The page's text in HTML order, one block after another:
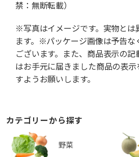
禁：無断転載）
※写真はイメージです。実物とは
ます。※パッケージ画像は予告な
ございます。また、商品表示の
はお手元に届きました商品の表
すようお願いします。
カテゴリーから探す